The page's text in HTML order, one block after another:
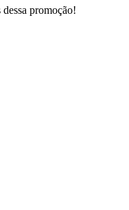
promoção!